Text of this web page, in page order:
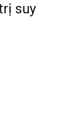
suy